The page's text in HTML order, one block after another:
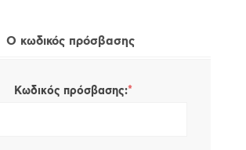
Ο κωδικός πρόσβασης
Κωδικός πρόσβασης:*